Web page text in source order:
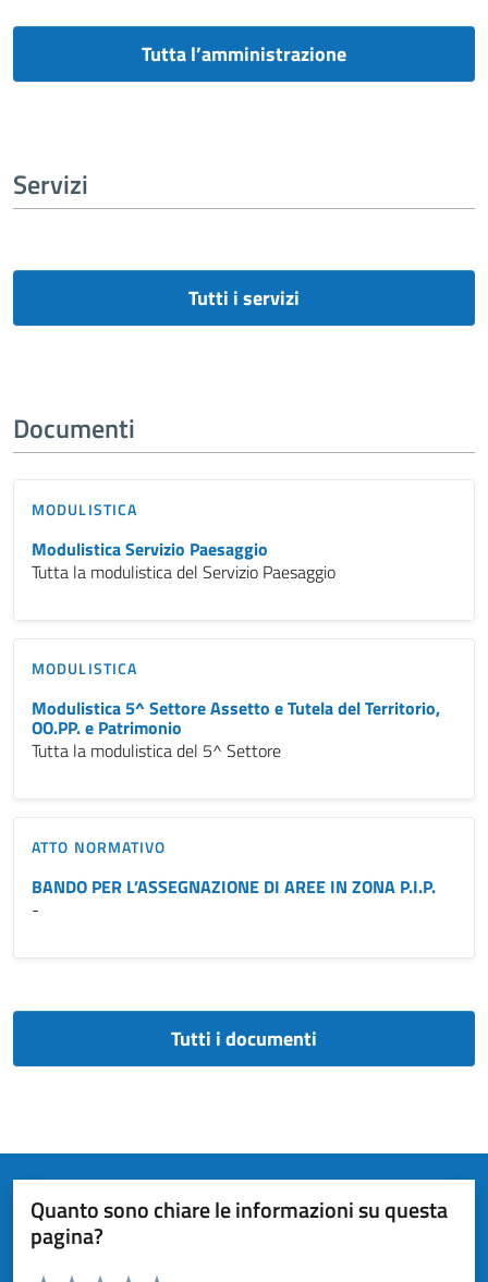
Tutta l’amministrazione
Servizi
Tutti i servizi
Documenti
MODULISTICA
Modulistica Servizio Paesaggio
Tutta la modulistica del Servizio Paesaggio
MODULISTICA
Modulistica 5^ Settore Assetto e Tutela del Territorio,
OO.PP. e Patrimonio
Tutta la modulistica del 5^ Settore
ATTO NORMATIVO
BANDO PER L’ASSEGNAZIONE DI AREE IN ZONA P.I.P.
-
Tutti i documenti
Quanto sono chiare le informazioni su questa
pagina?